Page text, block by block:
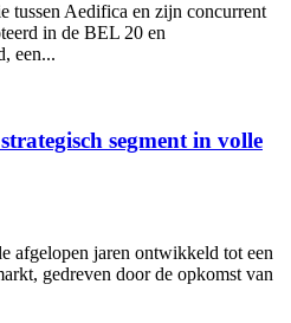
tussen Aedifica en zijn concurrent
in de BEL 20 en
een...
segment in volle
afgelopen jaren ontwikkeld tot een
gedreven door de opkomst van